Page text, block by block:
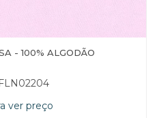
- 100% ALGODÃO
ver preço